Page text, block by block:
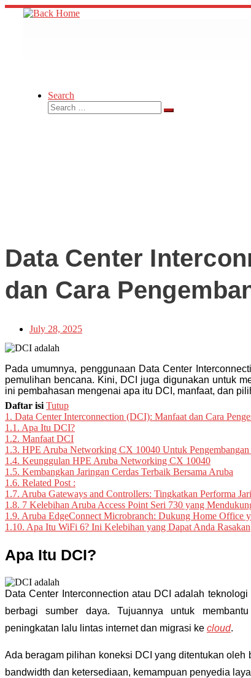
Skip
Search
Search
Search
Data Center
dan Cara
July 28, 2025
Pada umumnya, penggunaan Data Center
pemulihan bencana. Kini, DCI juga digunakan untuk
ini pembahasan mengenai apa itu DCI, manfaat, dan
Daftar isi Tutup
1. Data Center Interconnection (DCI): Manfaat dan Cara
1.1. Apa Itu DCI?
1.2. Manfaat DCI
1.3. HPE Aruba Networking CX 10040 Untuk
1.4. Keunggulan HPE Aruba Networking CX 10040
1.5. Kembangkan Jaringan Cerdas Terbaik Bersama Aruba
1.6. Related Post :
1.7. Aruba Gateways and Controllers: Tingkatkan Performa
1.8. 7 Kelebihan Aruba Access Point Seri 730 yang
1.9. Aruba EdgeConnect Microbranch: Dukung Home Office
1.10. Apa Itu WiFi 6? Ini Kelebihan yang Dapat Anda Rasakan
Apa Itu DCI?
Data Center Interconnection atau DCI adalah
berbagi sumber daya. Tujuannya untuk
peningkatan lalu lintas internet dan migrasi ke cloud.
Ada beragam pilihan koneksi DCI yang ditentukan
bandwidth dan ketersediaan, kemampuan penyedia